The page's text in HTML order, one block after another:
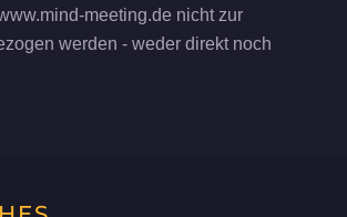
meeting.de nicht zur
werden - weder direkt noch